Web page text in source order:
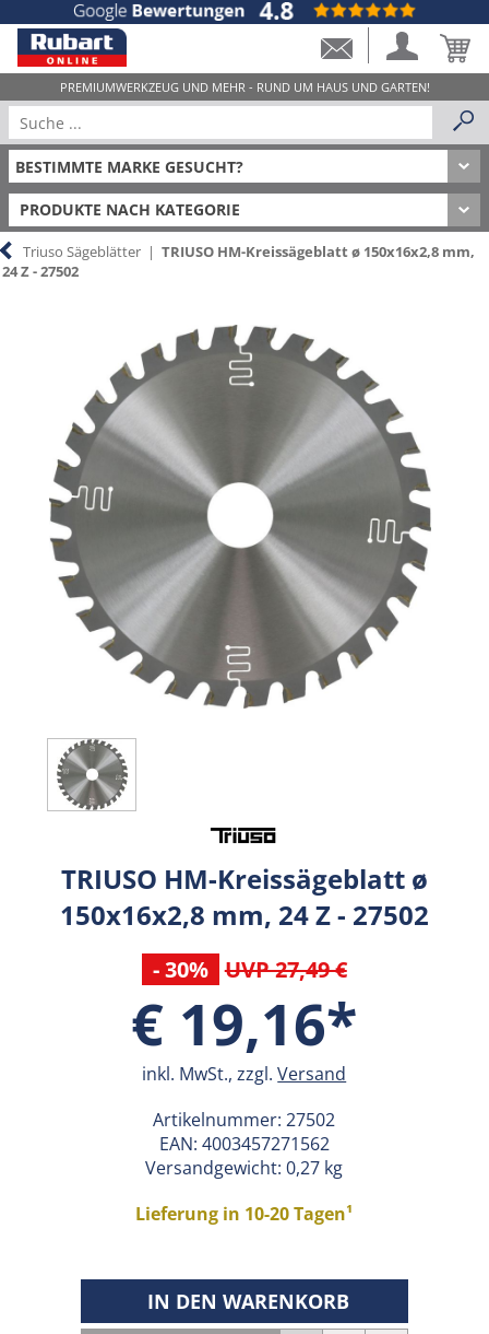
PRODUKTE NACH KATEGORIE
Triuso Sägeblätter |TRIUSO HM-Kreissägeblatt ø 150x16x2,8 mm,
24 Z - 27502
TRIUSO HM-Kreissägeblatt ø
150x16x2,8 mm, 24 Z - 27502
- 30% UVP 27,49 €
€ 19,16*
inkl. MwSt., zzgl.Versand
Artikelnummer:27502
EAN: 4003457271562
Versandgewicht: 0,27 kg
Lieferung in 10-20 Tagen¹
IN DEN WARENKORB